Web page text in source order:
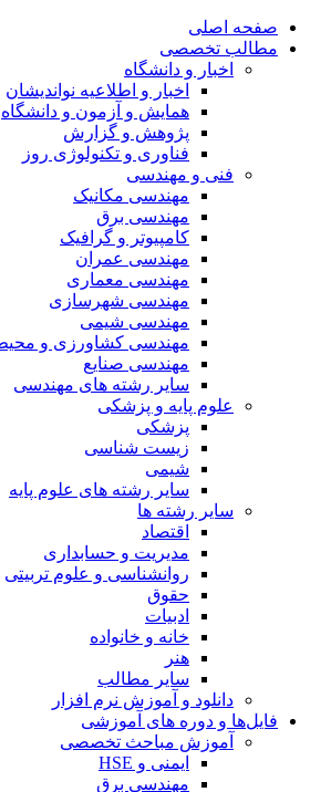
صفحه اصلی
مطالب تخصصی
اخبار و دانشگاه
اخبار و اطلاعیه نواندیشان
همایش و آزمون و دانشگاه
پژوهش و گزارش
فناوری و تکنولوژی روز
فنی و مهندسی
مهندسی مکانیک
مهندسی برق
کامپیوتر و گرافیک
مهندسی عمران
مهندسی معماری
مهندسی شهرسازی
مهندسی شیمی
مهندسی کشاورزی و محیط
مهندسی صنایع
سایر رشته های مهندسی
علوم پایه و پزشکی
پزشکی
زیست شناسی
شیمی
سایر رشته های علوم پایه
سایر رشته ها
اقتصاد
مدیریت و حسابداری
روانشناسی و علوم تربیتی
حقوق
ادبیات
خانه و خانواده
هنر
سایر مطالب
دانلود و آموزش نرم افزار
فایل‌ها و دوره های آموزشی
آموزش مباحث تخصصی
ایمنی و HSE
مهندسی برق